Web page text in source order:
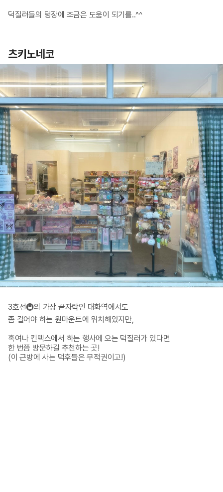
덕질러들의 텅장에 조금은 도움이 되기를..^^
츠키노네코
3호선🚇의 가장 끝자락인 대화역에서도
좀 걸어야 하는 원마운트에 위치해있지만,
혹여나 킨텍스에서 하는 행사에 오는 덕질러가 있다면
한 번쯤 방문하길 추천하는 곳!
(이 근방에 사는 덕후들은 무적권이고!)